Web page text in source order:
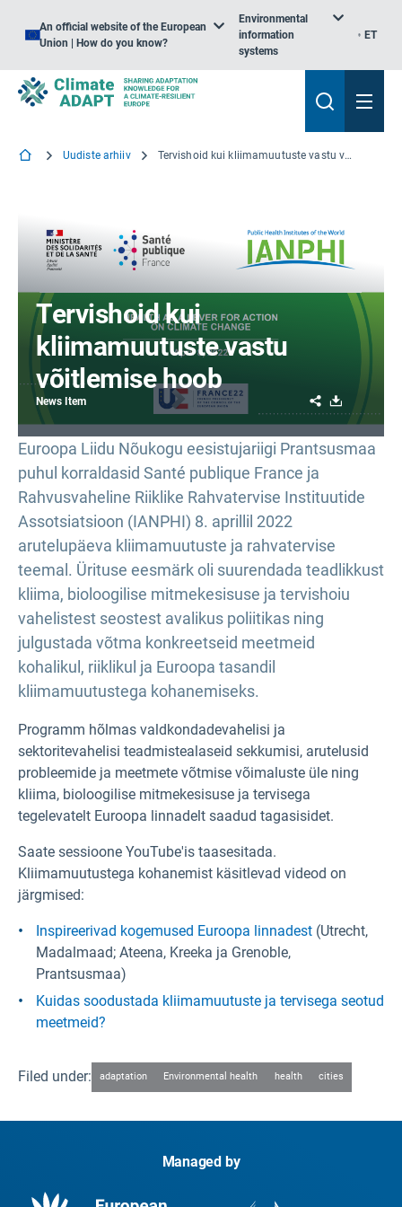
An official website of the European
Union | How do you know?
Environmental
information
systems
ET
Uudiste arhiiv Tervishoid kui kliimamuutuste vastu võitlemise hoob
Tervishoid kui
kliimamuutuste vastu
võitlemise hoob
News Item Share
Euroopa Liidu Nõukogu eesistujariigi Prantsusmaa
puhul korraldasid Santé publique France ja
Rahvusvaheline Riiklike Rahvatervise Instituutide
Assotsiatsioon (IANPHI) 8. aprillil 2022
arutelupäeva kliimamuutuste ja rahvatervise
teemal. Ürituse eesmärk oli suurendada teadlikkust
kliima, bioloogilise mitmekesisuse ja tervishoiu
vahelistest seostest avalikus poliitikas ning
julgustada võtma konkreetseid meetmeid
kohalikul, riiklikul ja Euroopa tasandil
kliimamuutustega kohanemiseks.
Programm hõlmas valdkondadevahelisi ja
sektoritevahelisi teadmistealaseid sekkumisi, arutelusid
probleemide ja meetmete võtmise võimaluste üle ning
kliima, bioloogilise mitmekesisuse ja tervisega
tegelevatelt Euroopa linnadelt saadud tagasisidet.
Saate sessioone YouTube'is taasesitada.
Kliimamuutustega kohanemist käsitlevad videod on
järgmised:
Inspireerivad kogemused Euroopa linnadest (Utrecht,
Madalmaad; Ateena, Kreeka ja Grenoble,
Prantsusmaa)
Kuidas soodustada kliimamuutuste ja tervisega seotud
meetmeid?
Filed under: adaptation Environmental health health cities
Managed by